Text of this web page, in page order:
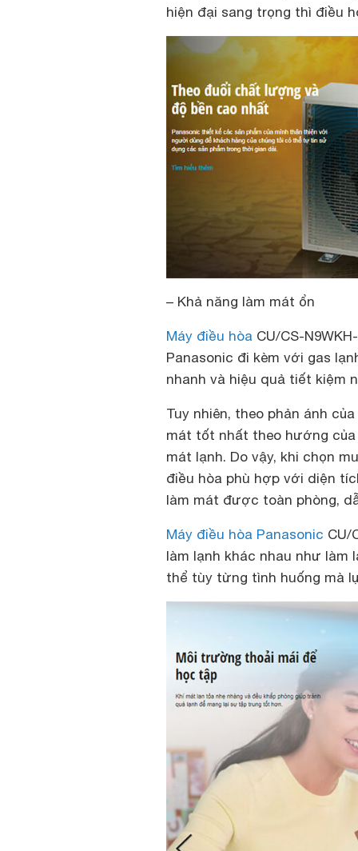
hiện đại sang trọng thì điều
– Khả năng làm mát ổn
Máy điều hòa CU/CS-
Panasonic đi kèm với gas
nhanh và hiệu quả tiết kiệm
Tuy nhiên, theo phản ánh
mát tốt nhất theo hướng
mát lạnh. Do vậy, khi chọn
điều hòa phù hợp với diện
làm mát được toàn phòng,
Máy điều hòa Panasonic CU/
làm lạnh khác nhau như
thể tùy từng tình huống mà